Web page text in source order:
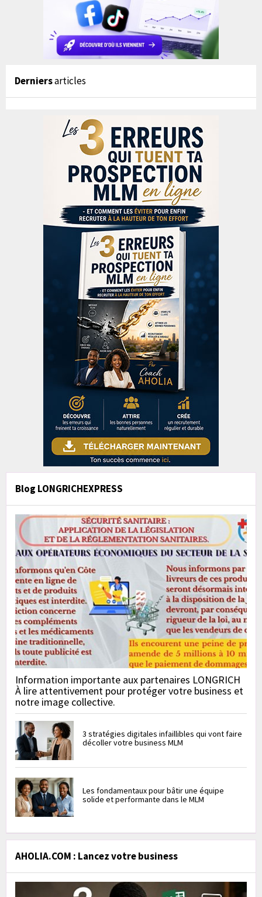
Derniersarticles
Blog LONGRICHEXPRESS
Information importante aux partenaires LONGRICH
À lire attentivement pour protéger votre business et
notre image collective.
3 stratégies digitales infaillibles qui vont faire
décoller votre business MLM
Les fondamentaux pour bâtir une équipe
solide et performante dans le MLM
AHOLIA.COM : Lancez votre business